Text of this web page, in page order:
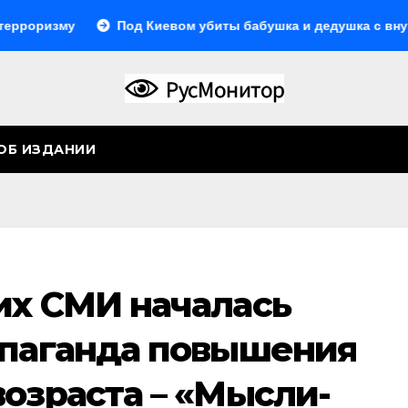
Под Киевом убиты бабушка и дедушка с внуком, в
ИЗДАНИИ
СМИ началась
повышения
– «Мысли-